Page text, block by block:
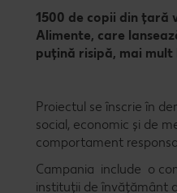
1500 de copii din țară
Alimente, care
puțină risipă, mai mult
Proiectul se înscrie în
social, economic și de
comportament
Campania include o
instituții de învățământ